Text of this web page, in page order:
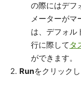
の際にはデフ
メーターがマ
は、デフォル
行に際して タ
ができます。
Runをクリックし